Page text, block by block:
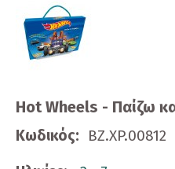
Hot Wheels - Παίζω
Κωδικός:
BZ.XP.00812